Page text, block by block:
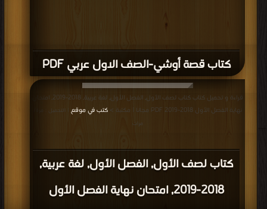
كتاب قصة أوشي-الصف الاول عربي PDF
كتاب لصف الأول, الفصل الأول, لغة عربية,
2018-2019, امتحان نهاية الفصل الأول
قراءة و تحميل كتاب كتاب لصف الأول, الفصل الأول, لغة عربية, 2018-2019, امتحان
نهاية الفصل الأول 2018-2019 PDF مجانا | مكتبة >
كتب في موقع
| التحميل : مرة/
مرات